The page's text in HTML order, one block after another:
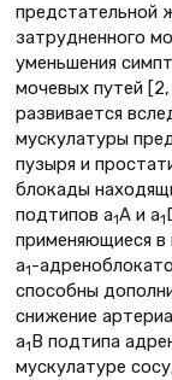
предстательной
затрудненного
уменьшения
мочевых путей
развивается
мускулатуры
пузыря и
блокады
подтипов a1A и a1
применяющиеся в
a1 -
способны
снижение
a1 B подтипа
мускулатуре